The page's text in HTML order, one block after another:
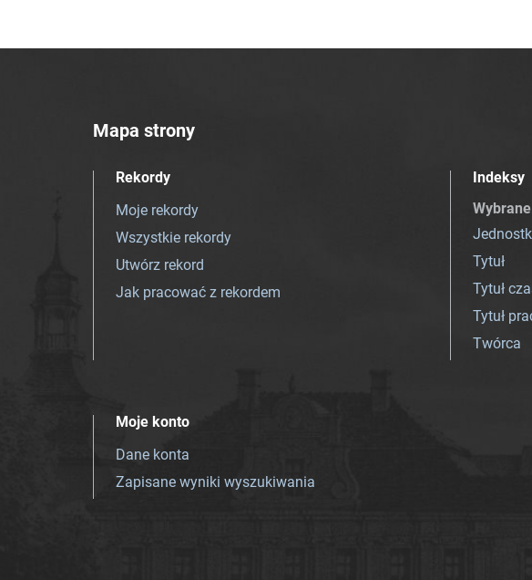
Mapa strony
Rekordy
Moje rekordy
Wszystkie rekordy
Utwórz rekord
Jak pracować z rekordem
Indeksy
Tytuł
Tytuł
Tytuł
Twórca
Moje konto
Dane konta
Zapisane wyniki wyszukiwania